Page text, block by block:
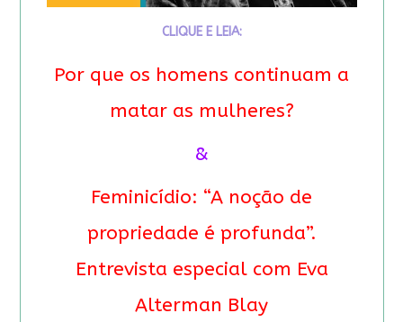
CLIQUE E LEIA:
Por que os homens continuam a
matar as mulheres?
&
Feminicídio: “A noção de
propriedade é profunda”.
Entrevista especial com Eva
Alterman Blay